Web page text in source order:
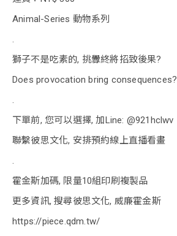
Animal-Series 動物系列
.
獅子不是吃素的, 挑釁終將招致後果?
Does provocation bring consequences?
.
下單前, 您可以選擇, 加Line: @921hclwv
聯繫彼思文化, 安排預約線上直播看畫
.
霍金斯加碼, 限量10組印刷複製品
更多資訊, 搜尋彼思文化, 威廉霍金斯
https://piece.qdm.tw/